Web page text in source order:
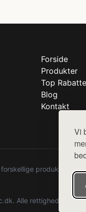
Vi
Forside
Produkter
Top
Blog
Kontakt
produkter fra
Alle rettigheder